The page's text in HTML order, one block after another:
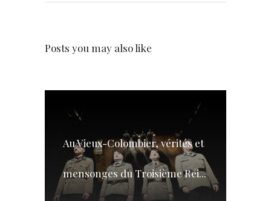
Posts you may also like
Au Vieux-Colombier, vérités et
mensonges du Troisième Rei...